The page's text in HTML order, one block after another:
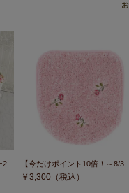
2
【今だけポイント10倍！～8/3 ...
￥ 3,300 （税込）